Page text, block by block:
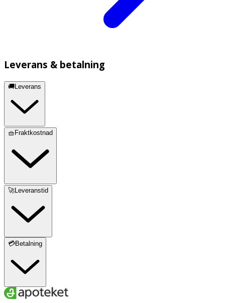
Leverans & betalning
🚚Leverans
🧺Fraktkostnad
🚀Leveranstid
💳Betalning